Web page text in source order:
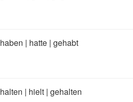
haben | hatte | gehabt
halten | hielt | gehalten